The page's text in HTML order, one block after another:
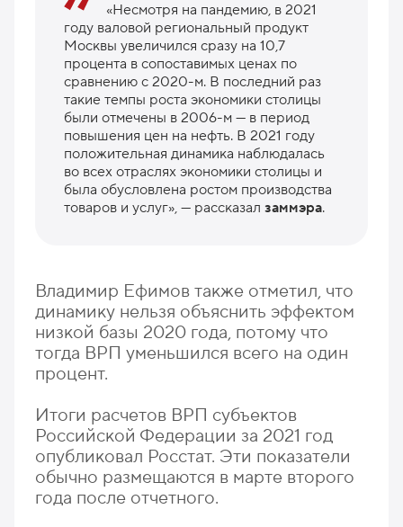
«Несмотря на пандемию, в 2021
году валовой региональный продукт
Москвы увеличился сразу на 10,7
процента в сопоставимых ценах по
сравнению с 2020-м. В последний раз
такие темпы роста экономики столицы
были отмечены в 2006-м — в период
повышения цен на нефть. В 2021 году
положительная динамика наблюдалась
во всех отраслях экономики столицы и
была обусловлена ростом производства
товаров и услуг», — рассказал заммэра.
Владимир Ефимов также отметил, что
динамику нельзя объяснить эффектом
низкой базы 2020 года, потому что
тогда ВРП уменьшился всего на один
процент.
Итоги расчетов ВРП субъектов
Российской Федерации за 2021 год
опубликовал Росстат. Эти показатели
обычно размещаются в марте второго
года после отчетного.